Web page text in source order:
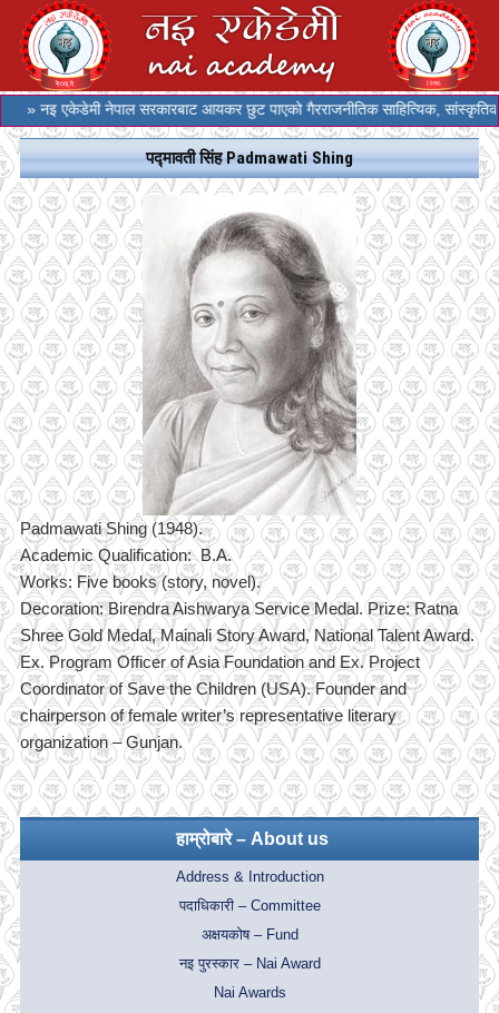
» नइ एकेडेमी नेपाल सरकारबाट आयकर छुट पाएको गैरराजनीतिक साहित्यिक, सांस्कृतिक
हाम्रोबारे – About us
Address & Introduction
पदाधिकारी – Committee
अक्षयकोष – Fund
नइ पुरस्कार – Nai Award
Nai Awards
पद्मावती सिंह Padmawati Shing
Padmawati Shing (1948).
Academic Qualification: B.A.
Works: Five books (story, novel).
Decoration: Birendra Aishwarya Service Medal. Prize: Ratna
Shree Gold Medal, Mainali Story Award, National Talent Award.
Ex. Program Officer of Asia Foundation and Ex. Project
Coordinator of Save the Children (USA). Founder and
chairperson of female writer’s representative literary
organization – Gunjan.